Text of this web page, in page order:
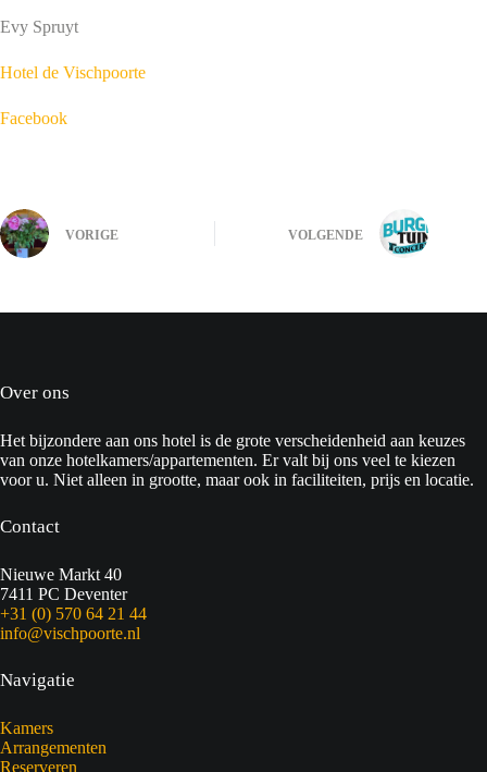
Evy Spruyt
Hotel de Vischpoorte
Facebook
VORIGE VOLGENDE
Over ons
Het bijzondere aan ons hotel is de grote verscheidenheid aan keuzes
van onze hotelkamers/appartementen. Er valt bij ons veel te kiezen
voor u. Niet alleen in grootte, maar ook in faciliteiten, prijs en locatie.
Contact
Nieuwe Markt 40
7411 PC Deventer
+31 (0) 570 64 21 44
info@vischpoorte.nl
Navigatie
Kamers
Arrangementen
Reserveren